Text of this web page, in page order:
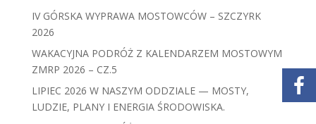
IV GÓRSKA WYPRAWA MOSTOWCÓW – SZCZYRK
2026
WAKACYJNA PODRÓŻ Z KALENDARZEM MOSTOWYM
ZMRP 2026 – CZ.5
LIPIEC 2026 W NASZYM ODDZIALE — MOSTY,
LUDZIE, PLANY I ENERGIA ŚRODOWISKA.